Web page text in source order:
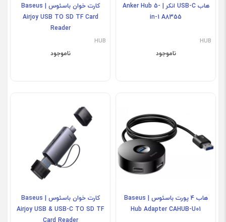
هاب USB-C انکر | Anker Hub 5-
in-1 A8355
HUB
ناموجود
کارت خوان باسئوس | Baseus
Airjoy USB TO SD TF Card
Reader
HUB
ناموجود
هاب 4 پورت باسئوس | Baseus
Hub Adapter CAHUB-U01
کارت خوان باسئوس | Baseus
Airjoy USB & USB-C TO SD TF